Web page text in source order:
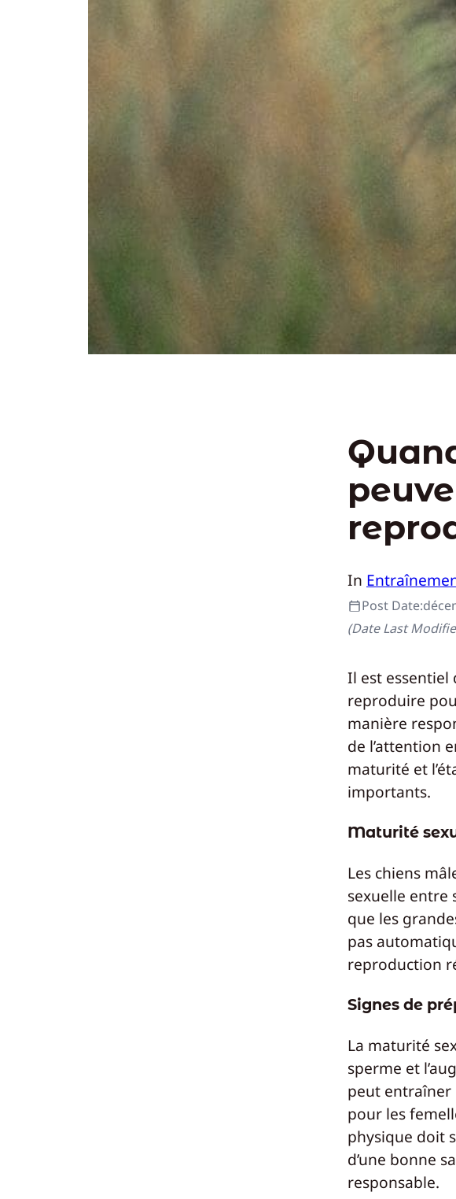
In
Post Date:
(Date Last
Il est essentiel
reproduire
manière
de l’attention
maturité et
importants.
Maturité
Les chiens
sexuelle entre
que les
pas
reproduction
Signes de
La maturité
sperme et
peut entraîner
pour les
physique doit
d’une bonne
responsable.